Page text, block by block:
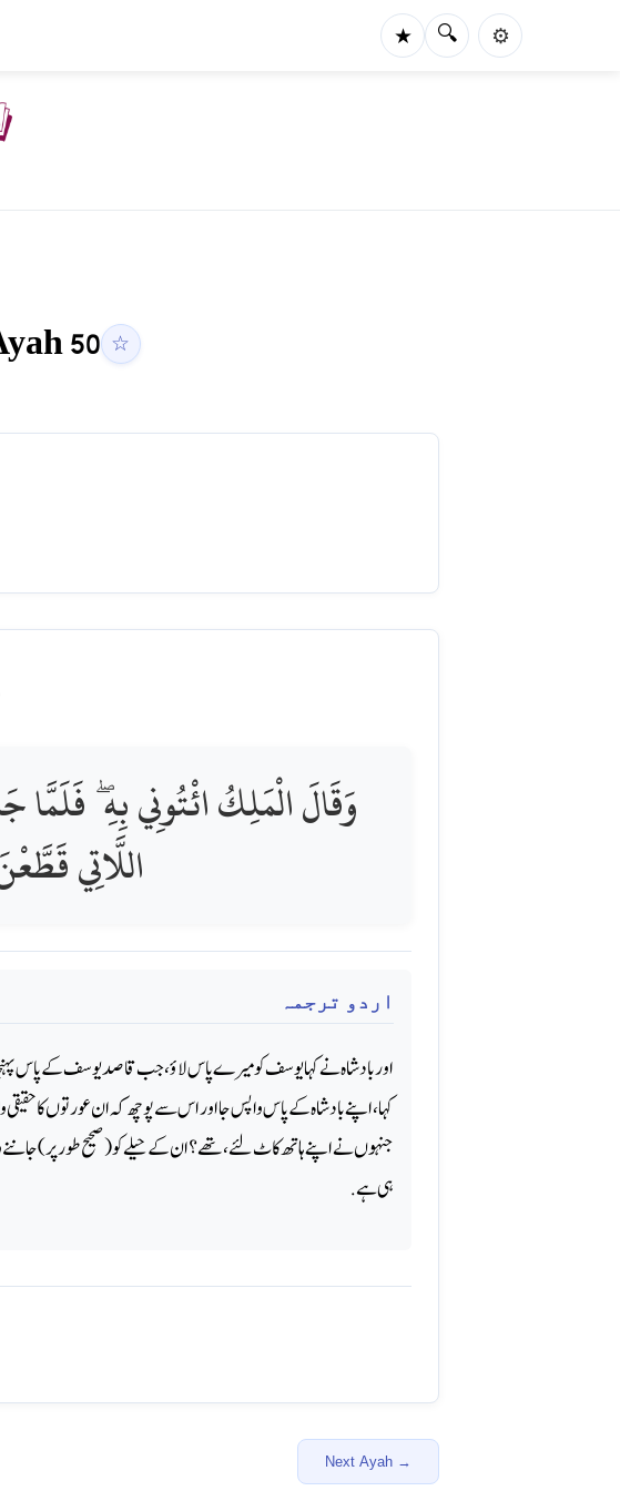
★ 🔍 ⚙️
50 ☆
وَقَالَ الْمَلِكُ ائْتُونِي بِهِ ۖ فَلَمَّا
اللَّاتِي
اردو ترجمہ
اور بادشاه نے کہا یوسف کو میرے پاس لاؤ ، جب قاصد یوسف کے پاس
کہا، اپنے بادشاه کے پاس واپس جا اور اس سے پوچھ کہ ان عورتوں کا حقیقی
جنہوں نے اپنے ہاتھ کاٹ لئے، تھے؟ ان کے حیلے کو (صحیح طور پر) جاننے
ہی ہے.
Next Ayah →